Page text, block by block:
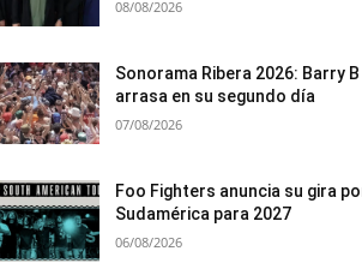
08/08/2026
Sonorama Ribera 2026: Barry B
arrasa en su segundo día
07/08/2026
Foo Fighters anuncia su gira
Sudamérica para 2027
06/08/2026